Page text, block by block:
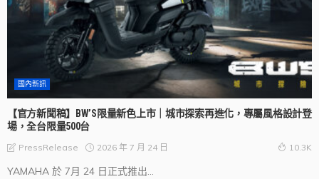
國內新訊
【官方新聞稿】BW’S限量新色上市｜城市探索再進化，專屬風格設計登
場，全台限量500台
PressRelease 2026 年 7 月 24 日 10.3K
YAMAHA 於 7月 24 日正式推出...